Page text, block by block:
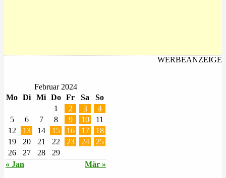
WERBEANZEIGE
Februar 2024
Mo Di Mi Do Fr Sa So
« Jan Mär »
1 2 3
4
5
6 7 8 9 10
11
12
13 14 15 16 17
18
19
20 21 22 23 24
25
26
27 28 29